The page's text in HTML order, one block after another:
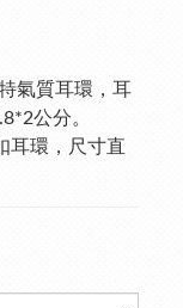
氣質耳環，耳
公分。
耳環，尺寸直